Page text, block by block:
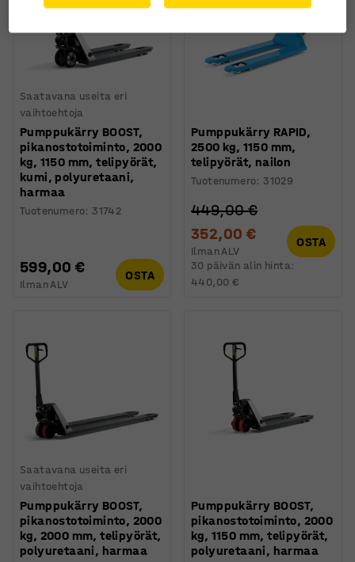
Saatavana useita eri
vaihtoehtoja
Pumppukärry BOOST,
pikanostotoiminto, 2000
kg, 1150 mm, telipyörät,
kumi, polyuretaani,
harmaa
Tuotenumero: 31742
599,00 €
Ilman ALV
OSTA
Pumppukärry RAPID,
2500 kg, 1150 mm,
telipyörät, nailon
Tuotenumero: 31029
352,00 €
449,00 €
Ilman ALV
OSTA
30 päivän alin hinta:
440,00 €
Saatavana useita eri
vaihtoehtoja
Pumppukärry BOOST,
pikanostotoiminto, 2000
kg, 2000 mm, telipyörät,
polyuretaani, harmaa
Pumppukärry BOOST,
pikanostotoiminto, 2000
kg, 1150 mm, telipyörät,
polyuretaani, harmaa